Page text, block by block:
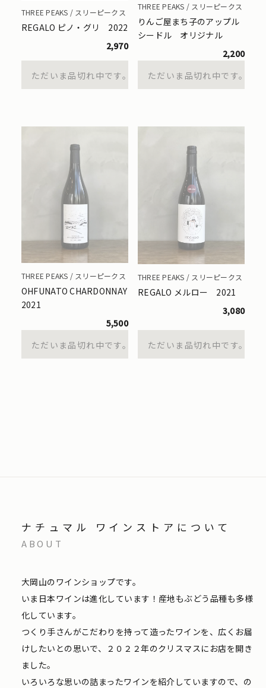
THREE PEAKS / スリーピークス
REGALO ピノ・グリ 2022
2,970
ただいま品切れ中です。
THREE PEAKS / スリーピークス
りんご屋まち子のアップル
シードル オリジナル
2,200
ただいま品切れ中です。
THREE PEAKS / スリーピークス
OHFUNATO CHARDONNAY
2021
5,500
ただいま品切れ中です。
THREE PEAKS / スリーピークス
REGALO メルロー 2021
3,080
ただいま品切れ中です。
ナチュマル ワインストアについて
ABOUT
大岡山のワインショップです。
いま日本ワインは進化しています！産地もぶどう品種も多様
化しています。
つくり手さんがこだわりを持って造ったワインを、広くお届
けしたいとの思いで、２０２２年のクリスマスにお店を開き
ました。
いろいろな思いの詰まったワインを紹介していますので、の